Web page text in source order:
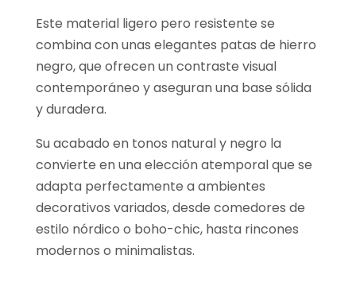
Este material ligero pero resistente se
combina con unas elegantes patas de hierro
negro, que ofrecen un contraste visual
contemporáneo y aseguran una base sólida
y duradera.
Su acabado en tonos natural y negro la
convierte en una elección atemporal que se
adapta perfectamente a ambientes
decorativos variados, desde comedores de
estilo nórdico o boho-chic, hasta rincones
modernos o minimalistas.